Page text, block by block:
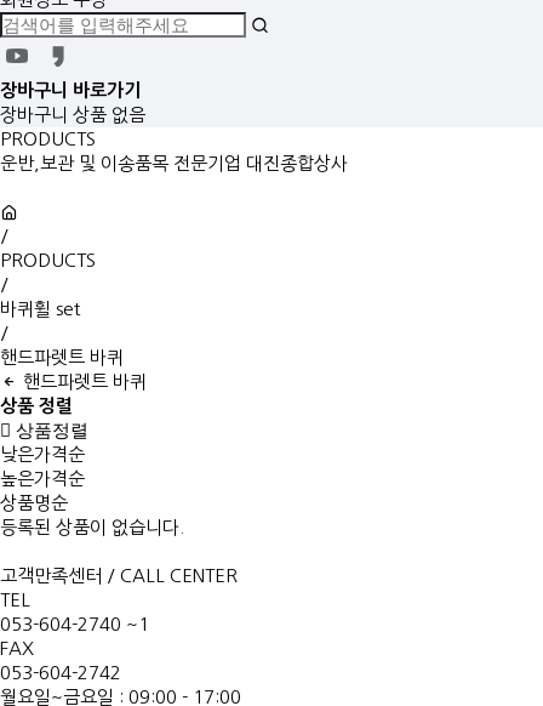
장바구니 바로가기
장바구니 상품 없음
PRODUCTS
운반,보관 및 이송품목 전문기업 대진종합상사
/
PRODUCTS
/
바퀴휠 set
/
핸드파렛트 바퀴
핸드파렛트 바퀴
상품 정렬
상품정렬
낮은가격순
높은가격순
상품명순
등록된 상품이 없습니다.
고객만족센터 / CALL CENTER
TEL
053-604-2740 ~1
FAX
053-604-2742
월요일~금요일 : 09:00 - 17:00